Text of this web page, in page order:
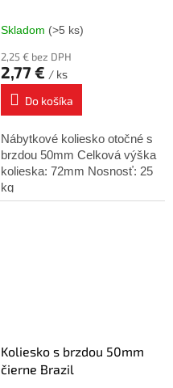
Skladom (>5 ks)
2,25 € bez DPH
2,77 € / ks
Do košíka
Nábytkové koliesko otočné s
brzdou 50mm Celková výška
kolieska: 72mm Nosnosť: 25
kg
Koliesko s brzdou 50mm
čierne Brazil